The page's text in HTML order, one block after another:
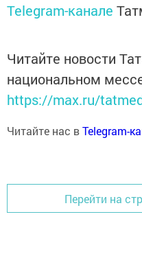
Telegram-канале
Читайте новости
национальном
https://max.ru/
Читайте нас вTelegram-
Перейти на